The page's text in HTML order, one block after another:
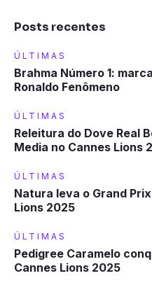
Posts recentes
Brahma Número 1:
Ronaldo Fenômeno
Releitura do Dove Real
Media no Cannes Lions
Natura leva o Grand
Lions 2025
Pedigree Caramelo
Cannes Lions 2025